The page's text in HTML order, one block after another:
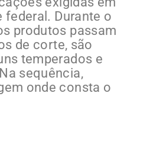
federal. Durante o
produtos passam
de corte, são
temperados e
sequência,
onde consta o